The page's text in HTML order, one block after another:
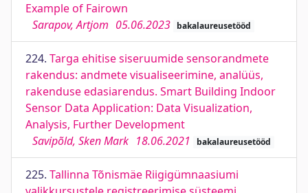
Example of Fairown
Sarapov, Artjom 05.06.2023 bakalaureusetööd
224. Targa ehitise siseruumide sensorandmete
rakendus: andmete visualiseerimine, analüüs,
rakenduse edasiarendus. Smart Building Indoor
Sensor Data Application: Data Visualization,
Analysis, Further Development
Savipõld, Sken Mark 18.06.2021 bakalaureusetööd
225. Tallinna Tõnismäe Riigigümnaasiumi